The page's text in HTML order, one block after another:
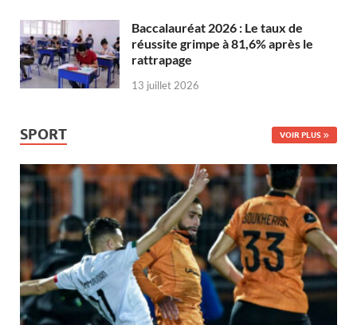
Baccalauréat 2026 : Le taux de
réussite grimpe à 81,6% après le
rattrapage
13 juillet 2026
SPORT VOIR PLUS